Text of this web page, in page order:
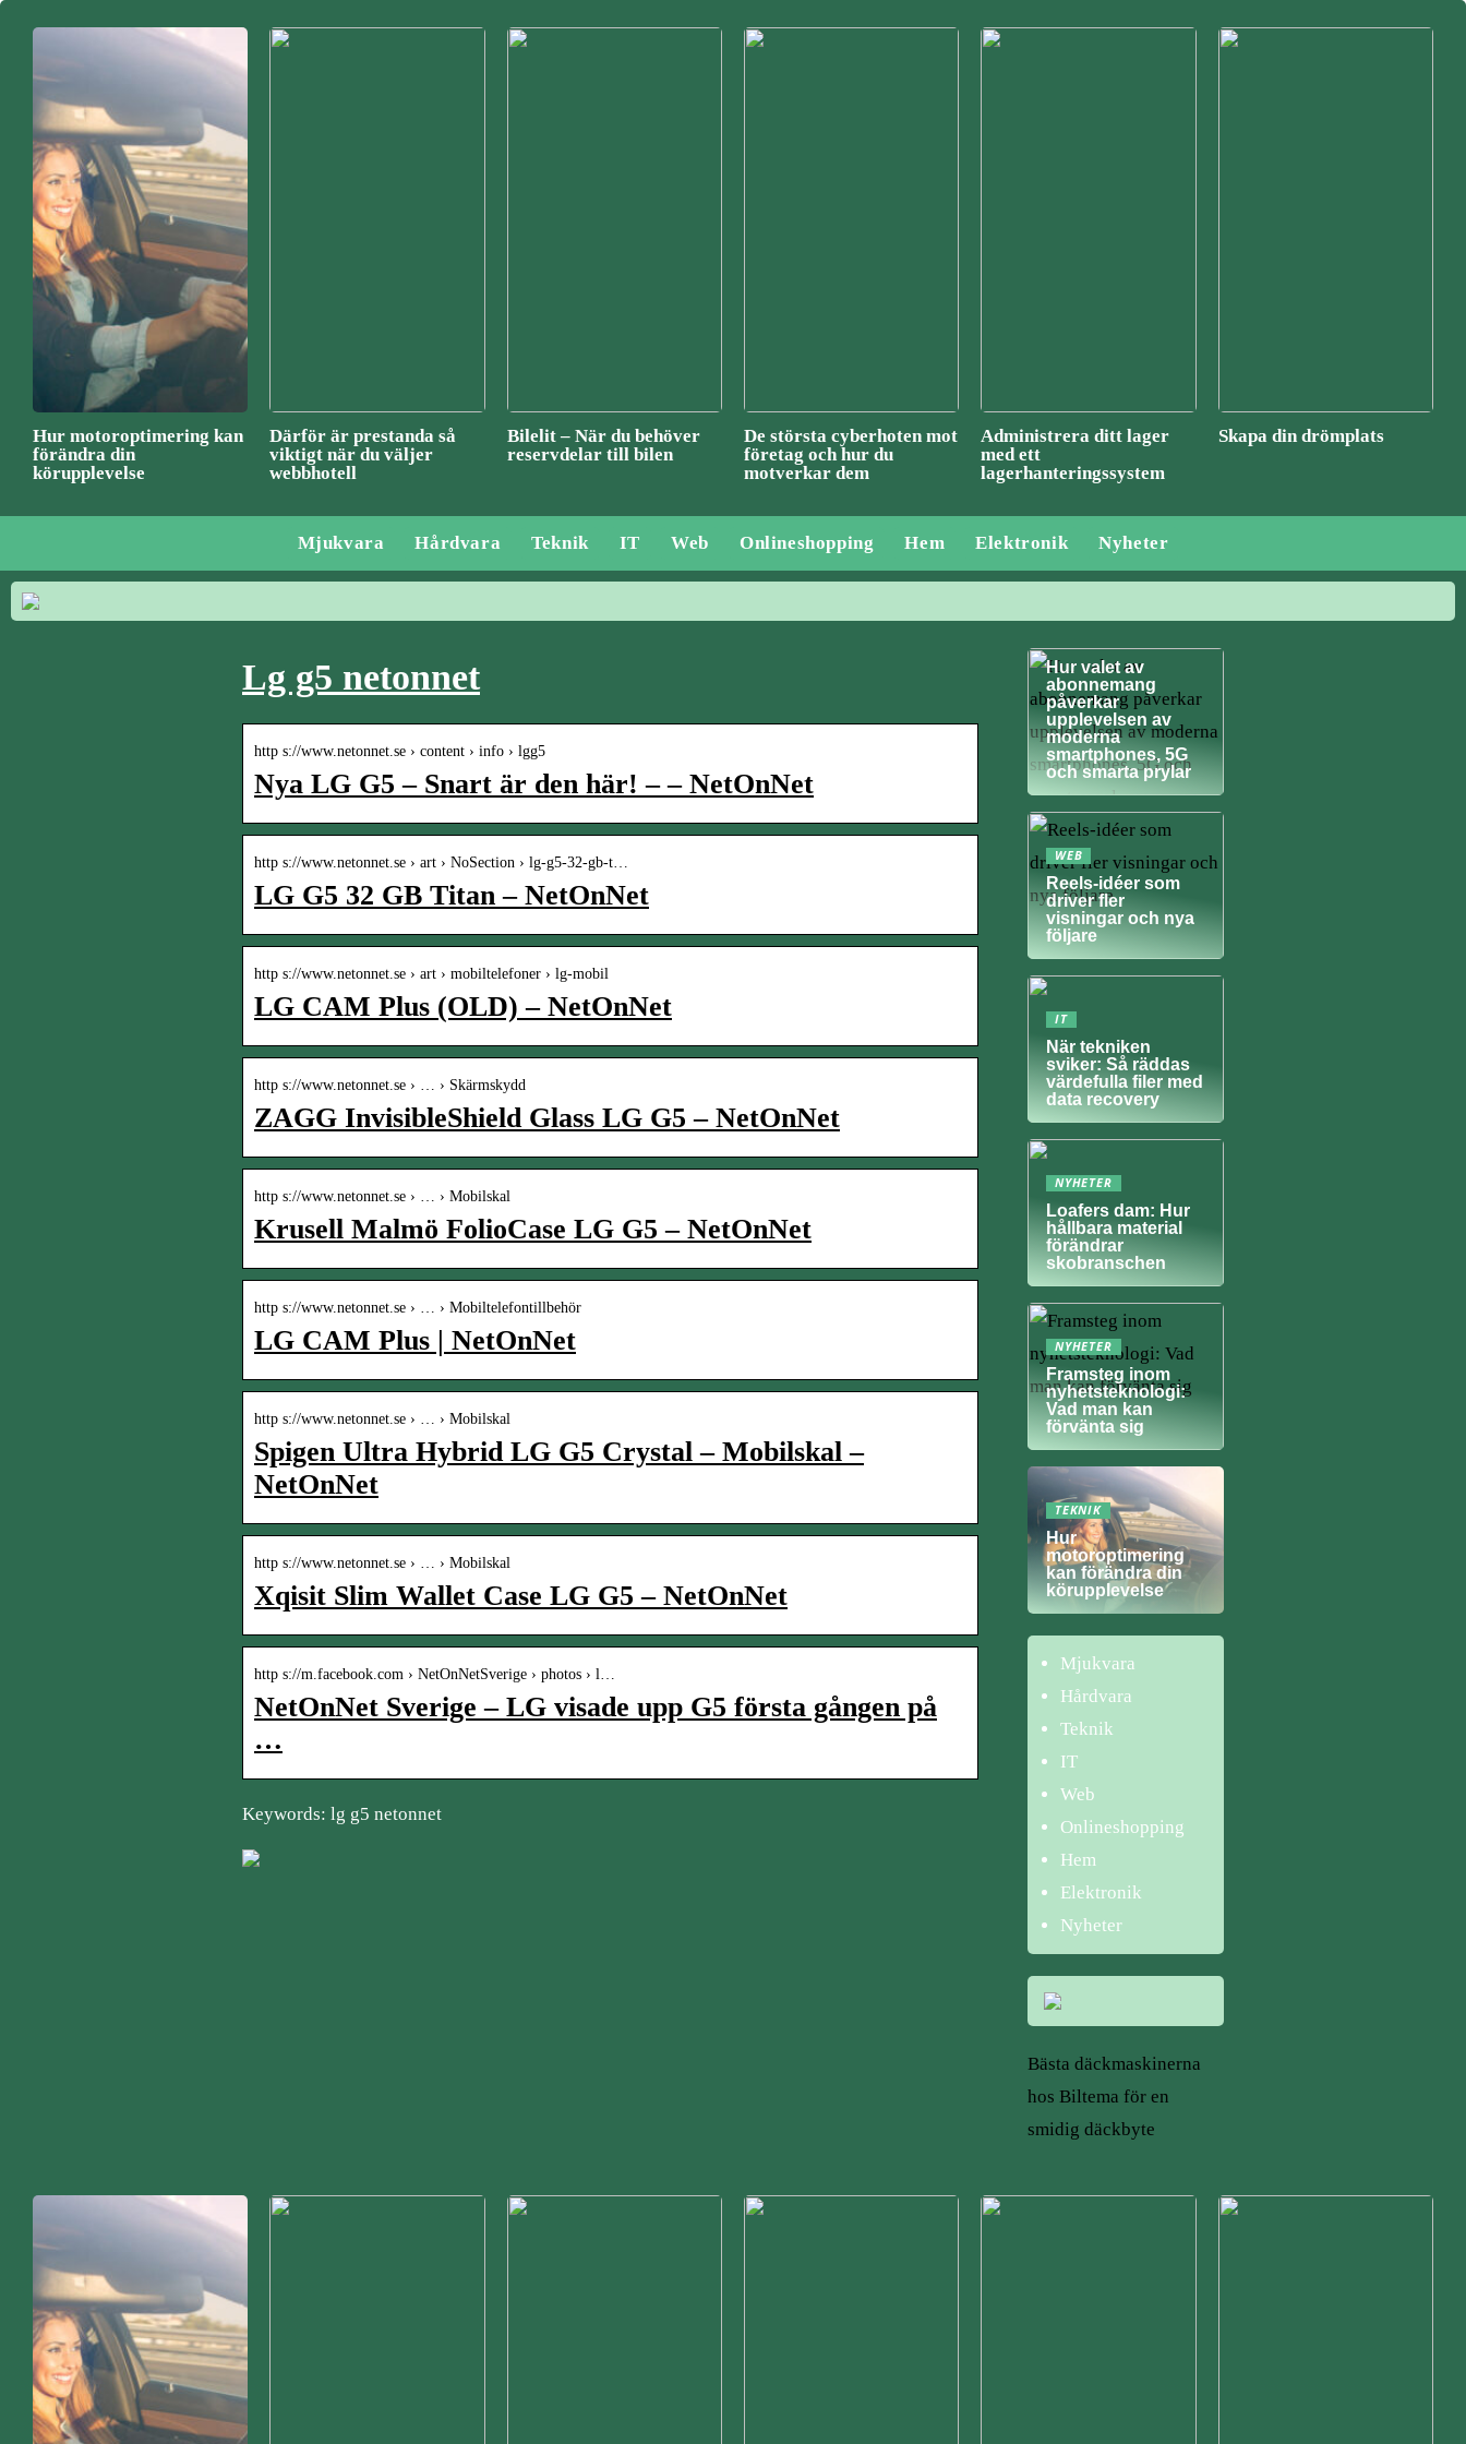
Hur motoroptimering kan
förändra din
körupplevelse
Därför är prestanda så
viktigt när du väljer
webbhotell
Bilelit – När du behöver
reservdelar till bilen
De största cyberhoten mot
företag och hur du
motverkar dem
Administrera ditt lager
med ett
lagerhanteringssystem
Skapa din drömplats
Mjukvara Hårdvara Teknik IT Web Onlineshopping Hem Elektronik Nyheter
Lg g5 netonnet
http s://www.netonnet.se › content › info › lgg5
Nya LG G5 – Snart är den här! – – NetOnNet
http s://www.netonnet.se › art › NoSection › lg-g5-32-gb-t…
LG G5 32 GB Titan – NetOnNet
http s://www.netonnet.se › art › mobiltelefoner › lg-mobil
LG CAM Plus (OLD) – NetOnNet
http s://www.netonnet.se › … › Skärmskydd
ZAGG InvisibleShield Glass LG G5 – NetOnNet
http s://www.netonnet.se › … › Mobilskal
Krusell Malmö FolioCase LG G5 – NetOnNet
http s://www.netonnet.se › … › Mobiltelefontillbehör
LG CAM Plus | NetOnNet
http s://www.netonnet.se › … › Mobilskal
Spigen Ultra Hybrid LG G5 Crystal – Mobilskal –
NetOnNet
http s://www.netonnet.se › … › Mobilskal
Xqisit Slim Wallet Case LG G5 – NetOnNet
http s://m.facebook.com › NetOnNetSverige › photos › l…
NetOnNet Sverige – LG visade upp G5 första gången på
…
Keywords: lg g5 netonnet
Hur valet av
abonnemang
påverkar
upplevelsen av
moderna
smartphones, 5G
och smarta prylar
WEB
Reels-idéer som
driver fler
visningar och nya
följare
IT
När tekniken
sviker: Så räddas
värdefulla filer med
data recovery
NYHETER
Loafers dam: Hur
hållbara material
förändrar
skobranschen
NYHETER
Framsteg inom
nyhetsteknologi:
Vad man kan
förvänta sig
TEKNIK
Hur
motoroptimering
kan förändra din
körupplevelse
Mjukvara
Hårdvara
Teknik
IT
Web
Onlineshopping
Hem
Elektronik
Nyheter
Bästa däckmaskinerna
hos Biltema för en
smidig däckbyte